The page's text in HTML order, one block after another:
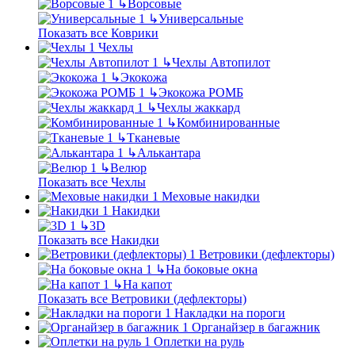
↳Ворсовые
↳Универсальные
Показать все Коврики
Чехлы
↳Чехлы Автопилот
↳Экокожа
↳Экокожа РОМБ
↳Чехлы жаккард
↳Комбинированные
↳Тканевые
↳Алькантара
↳Велюр
Показать все Чехлы
Меховые накидки
Накидки
↳3D
Показать все Накидки
Ветровики (дефлекторы)
↳На боковые окна
↳На капот
Показать все Ветровики (дефлекторы)
Накладки на пороги
Органайзер в багажник
Оплетки на руль